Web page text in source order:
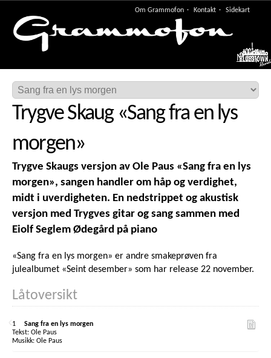
Om Grammofon Kontakt Sidekart
Meny
Trygve Skaug«Sang fra en lys
morgen»
Trygve Skaugs versjon av Ole Paus «Sang fra en lys
morgen», sangen handler om håp og verdighet,
midt i uverdigheten. En nedstrippet og akustisk
versjon med Trygves gitar og sang sammen med
Eiolf Seglem Ødegård på piano
«Sang fra en lys morgen» er andre smakeprøven fra
julealbumet «Seint desember» som har release 22 november.
Låtoversikt
1
Sang fra en lys morgen
Ole Paus
Ole Paus